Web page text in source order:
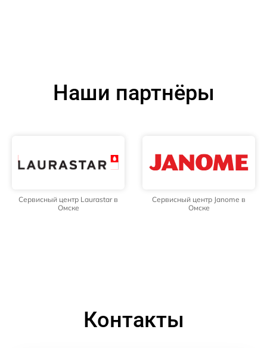
Наши партнёры
Сервисный центр Laurastar в
Омске
Сервисный центр Janome в
Омске
Контакты